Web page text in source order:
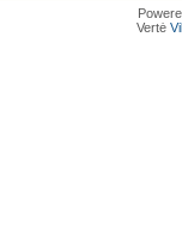
Vertė